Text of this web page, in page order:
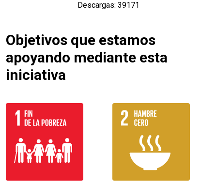
Descargas: 39171
Objetivos que estamos
apoyando mediante esta
iniciativa